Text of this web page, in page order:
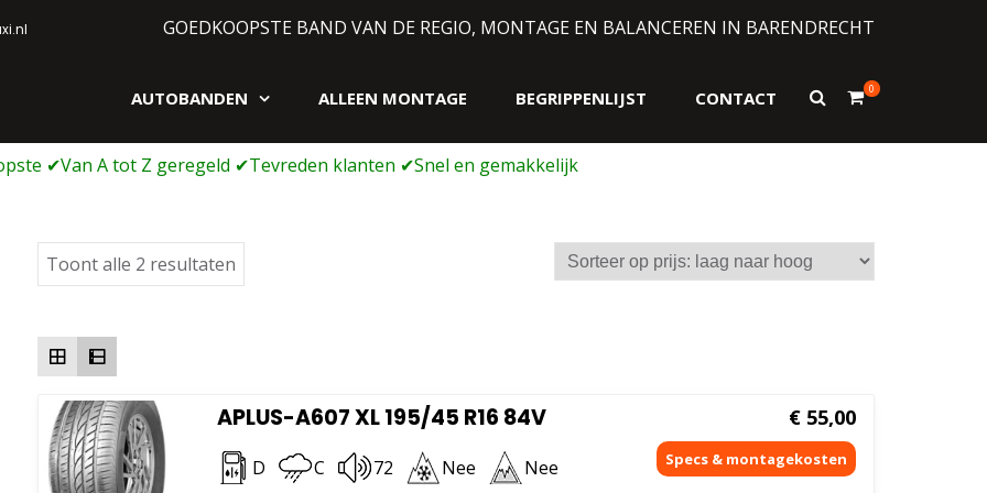
GOEDKOOPSTE BAND VAN DE REGIO, MONTAGE EN BALANCEREN IN BARENDRECHT
AUTOBANDEN ALLEEN MONTAGE BEGRIPPENLIJST CONTACT
Toon
0
Toont alle 2 resultaten
op
APLUS-A607 XL 195/45 R16 84V
D C 72 Nee Nee
€ 55,00